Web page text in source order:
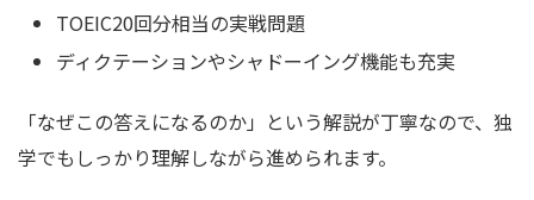
TOEIC20回分相当の実戦問題
ディクテーションやシャドーイング機能も充実
「なぜこの答えになるのか」という解説が丁寧なので、独
学でもしっかり理解しながら進められます。